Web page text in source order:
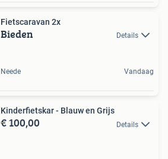
Fietscaravan 2x
Bieden Details
Neede Vandaag
Kinderfietskar - Blauw en Grijs
€ 100,00 Details